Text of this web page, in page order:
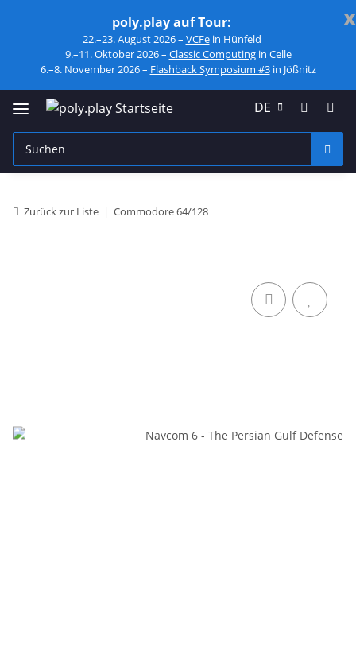
x
poly.play auf Tour:
22.–23. August 2026 – VCFein Hünfeld
9.–11. Oktober 2026 – Classic Computingin Celle
6.–8. November 2026 – Flashback Symposium #3in Jößnitz
DE
Zurück zur Liste Commodore 64/128